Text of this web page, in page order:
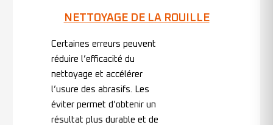
NETTOYAGE DE LA ROUILLE
Certaines erreurs peuvent
réduire l’efficacité du
nettoyage et accélérer
l’usure des abrasifs. Les
éviter permet d’obtenir un
résultat plus durable et de